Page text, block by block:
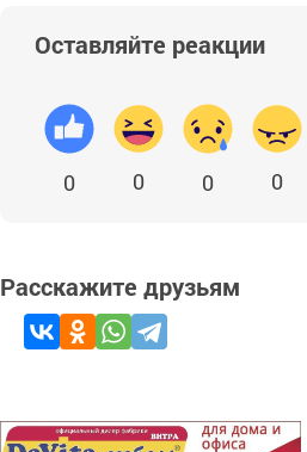
Оставляйте реакции
0 0 0 0
Расскажите друзьям